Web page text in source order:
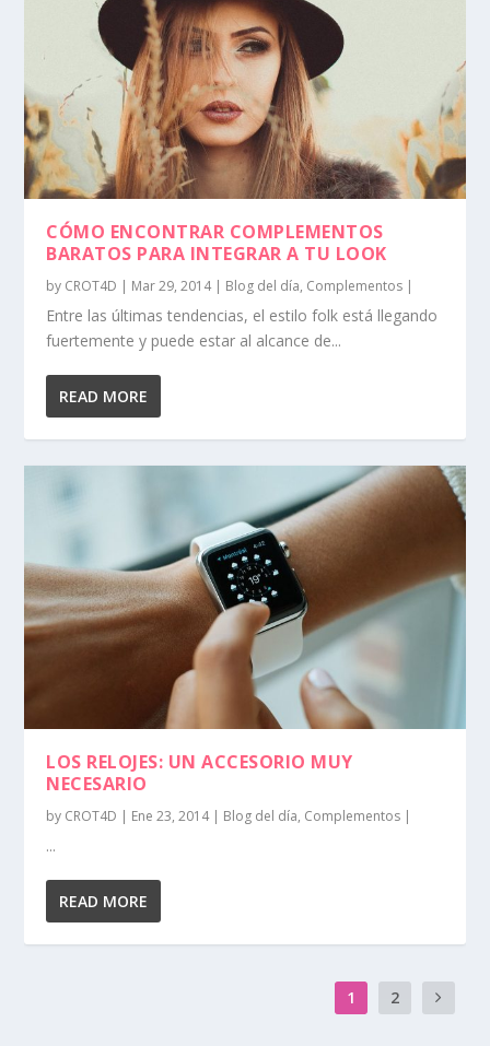
CÓMO ENCONTRAR COMPLEMENTOS
BARATOS PARA INTEGRAR A TU LOOK
by CROT4D | Mar 29, 2014| Blog del día, Complementos |
Entre las últimas tendencias, el estilo folk está llegando
fuertemente y puede estar al alcance de...
READ MORE
LOS RELOJES: UN ACCESORIO MUY
NECESARIO
by CROT4D | Ene 23, 2014| Blog del día, Complementos |
...
READ MORE
1 2